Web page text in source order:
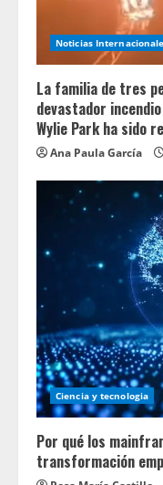
Noticias
La familia de tres
devastador
Wylie Park ha sido
Ana Paula García
Ciencia y tecnologia
Por qué los
transformación